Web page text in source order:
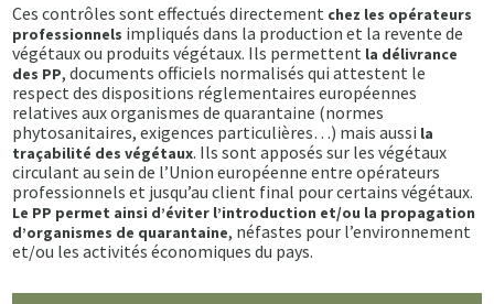
Ces contrôles sont effectués directement chez les opérateurs
professionnels impliqués dans la production et la revente de
végétaux ou produits végétaux. Ils permettent la délivrance
des PP, documents officiels normalisés qui attestent le
respect des dispositions réglementaires européennes
relatives aux organismes de quarantaine (normes
phytosanitaires, exigences particulières…) mais aussi la
traçabilité des végétaux. Ils sont apposés sur les végétaux
circulant au sein de l’Union européenne entre opérateurs
professionnels et jusqu’au client final pour certains végétaux.
Le PP permet ainsi d’éviter l’introduction et/ou la propagation
d’organismes de quarantaine, néfastes pour l’environnement
et/ou les activités économiques du pays.